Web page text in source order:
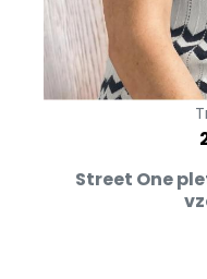
Street One